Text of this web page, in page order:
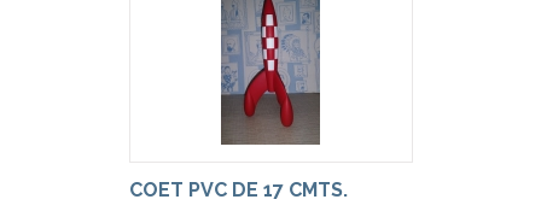
COET PVC DE 17 CMTS.